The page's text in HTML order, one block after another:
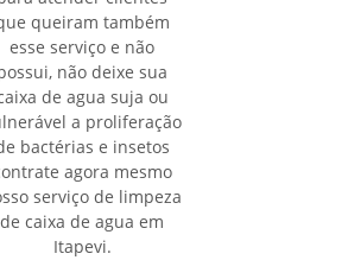
queiram também
esse serviço e não
não deixe sua
de agua suja ou
a proliferação
bactérias e insetos
agora mesmo
serviço de limpeza
de caixa de agua em
Itapevi.